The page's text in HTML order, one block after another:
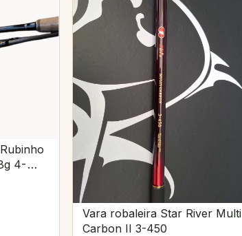
4-
Vara robaleira Star River Multi
Carbon II 3-450